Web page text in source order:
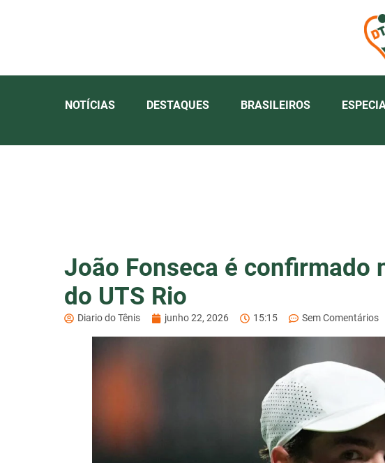
NOTÍCIAS DESTAQUES BRASILEIROS
João Fonseca é confirmado
do UTS Rio
Diario do Tênis junho 22, 2026 15:15 Sem Comentários